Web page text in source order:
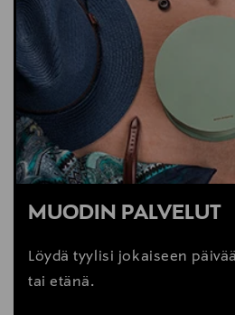
MUODIN PALVELUT
Löydä tyylisi jokaiseen
tai etänä.